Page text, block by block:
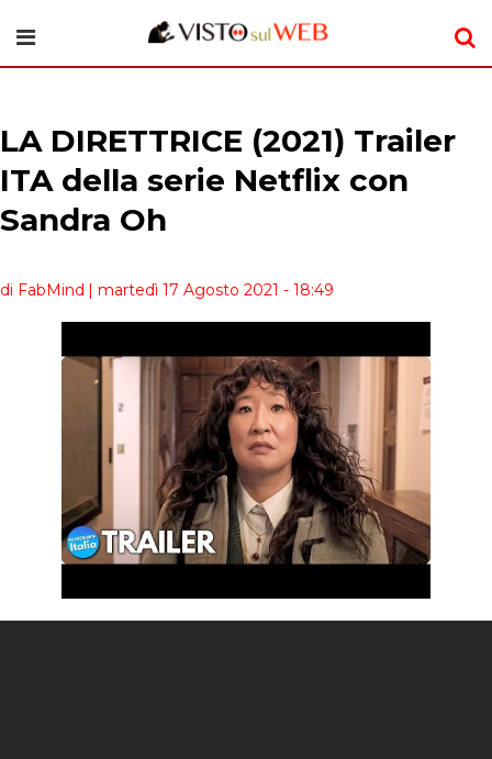
LA DIRETTRICE (2021) Trailer
ITA della serie Netflix con
Sandra Oh
di FabMind | martedì 17 Agosto 2021 - 18:49